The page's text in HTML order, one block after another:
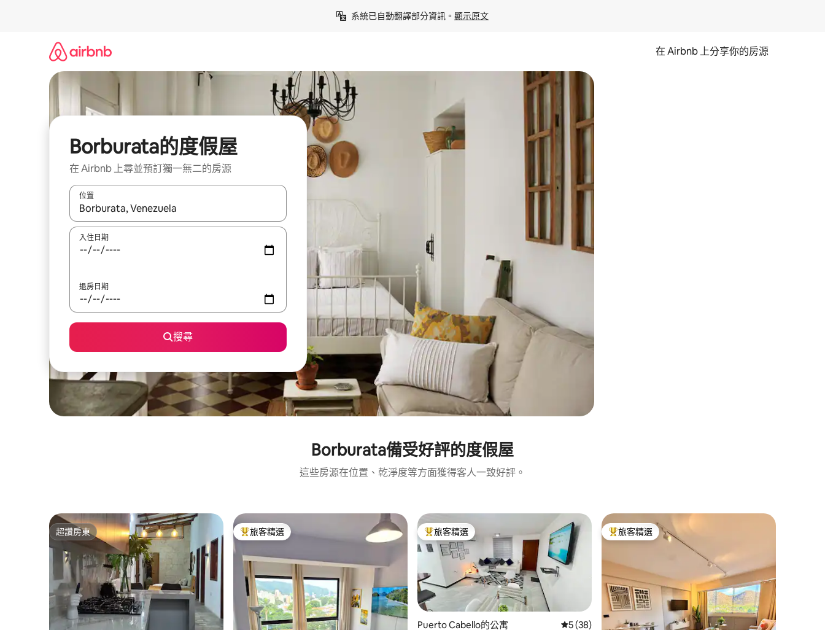
系統已自動翻譯部分資訊。 顯示原文
在 Airbnb 上分享你的房源
Borburata的度假屋
在 Airbnb 上尋並預訂獨一無二的房源
位置
如有搜尋結果，瀏覽內容時請使用上下箭頭，或輕點、滑動裝置。
入住日期
退房日期
搜尋
Borburata備受好評的度假屋
這些房源在位置、乾淨度等方面獲得客人一致好評。
超讚房東
超讚房東 旅客精選榜首
旅客精選 旅客精選榜首
旅客精選
Puerto Cabello的公寓 從 38 則評價中獲得 5 的平均評分（滿分 5 分）
5 (38)
旅客精選榜首
旅客精選